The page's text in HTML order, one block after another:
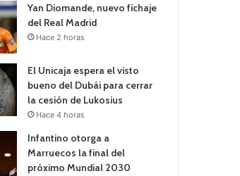
Yan Diomande, nuevo fichaje
del Real Madrid
Hace 2 horas
El Unicaja espera el visto
bueno del Dubái para cerrar
la cesión de Lukosius
Hace 4 horas
Infantino otorga a
Marruecos la final del
próximo Mundial 2030